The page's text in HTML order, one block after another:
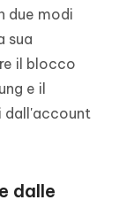
due modi
sua
il blocco
e il
dall'account
dalle